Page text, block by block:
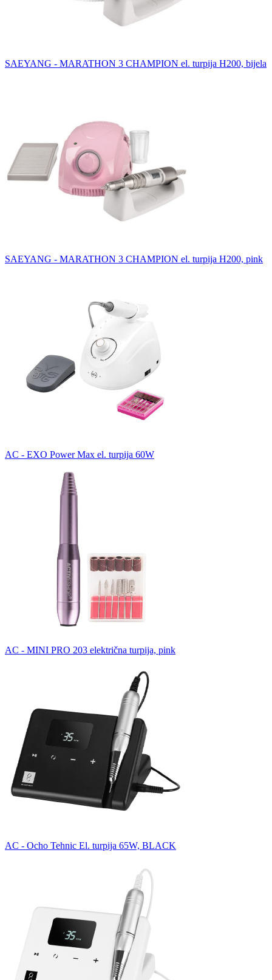
SAEYANG - MARATHON 3 CHAMPION el. turpija H200, bijela
SAEYANG - MARATHON 3 CHAMPION el. turpija H200, pink
AC - EXO Power Max el. turpija 60W
AC - MINI PRO 203 električna turpija, pink
AC - Ocho Tehnic El. turpija 65W, BLACK